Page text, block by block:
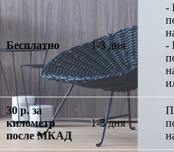
Бесплатно 1-3 дня
-
-
30 р. за
километр
после МКАД
1-3 дня